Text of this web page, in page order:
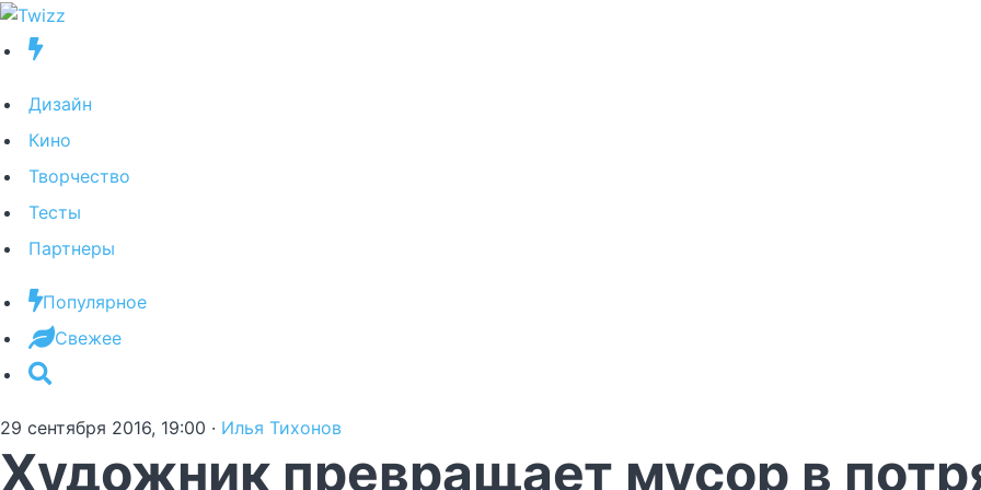
Дизайн
Кино
Творчество
Тесты
Партнеры
Популярное
Свежее
29 сентября 2016, 19:00 · Илья Тихонов
Художник превращает мусор в